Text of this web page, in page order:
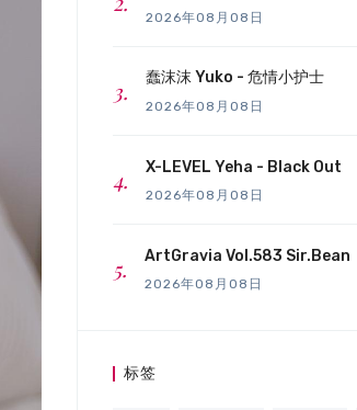
2026年08月08日
蠢沫沫 Yuko - 危情小护士
2026年08月08日
X-LEVEL Yeha - Black Out
2026年08月08日
ArtGravia Vol.583 Sir.Bean
2026年08月08日
标签